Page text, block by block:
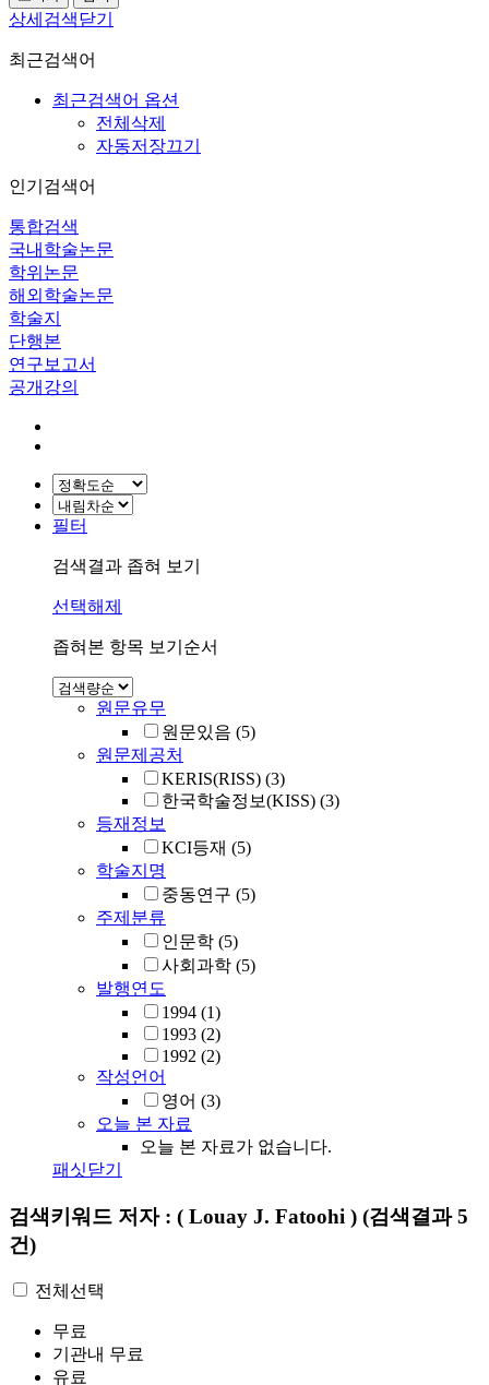
상세검색닫기
최근검색어
최근검색어 옵션
전체삭제
자동저장끄기
인기검색어
통합검색
국내학술논문
학위논문
해외학술논문
학술지
단행본
연구보고서
공개강의
필터
검색결과 좁혀 보기
선택해제
좁혀본 항목 보기순서
원문유무
원문있음 (5)
원문제공처
KERIS(RISS) (3)
한국학술정보(KISS) (3)
등재정보
KCI등재 (5)
학술지명
중동연구 (5)
주제분류
인문학 (5)
사회과학 (5)
발행연도
1994 (1)
1993 (2)
1992 (2)
작성언어
영어 (3)
오늘 본 자료
오늘 본 자료가 없습니다.
패싯닫기
검색키워드 저자 : ( Louay J. Fatoohi ) (검색결과 5
건)
전체선택
무료
기관내 무료
유료